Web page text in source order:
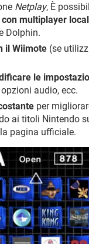
Netplay, È
con multiplayer
Dolphin.
il Wiimote (se
le
audio, ecc.
per
ai titoli Nintendo
pagina ufficiale.